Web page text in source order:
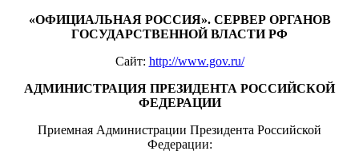
«ОФИЦИАЛЬНАЯ РОССИЯ». СЕРВЕР ОРГАНОВ
ГОСУДАРСТВЕННОЙ ВЛАСТИ РФ
Сайт: http://www.gov.ru/
АДМИНИСТРАЦИЯ ПРЕЗИДЕНТА РОССИЙСКОЙ
ФЕДЕРАЦИИ
Приемная Администрации Президента Российской
Федерации: